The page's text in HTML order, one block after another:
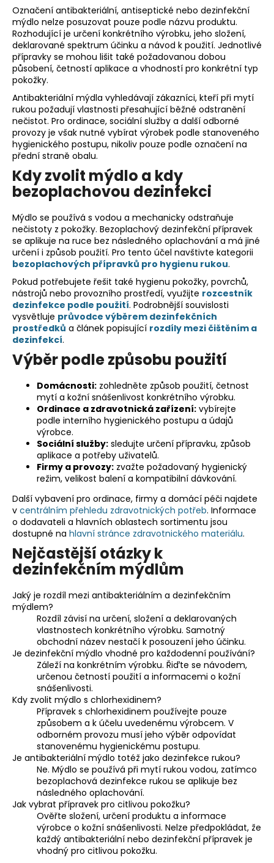
c
í
p
r
v
k
v
ý
p
i
u
Označení antibakteriální, antiseptické nebo dezinfekční
mýdlo nelze posuzovat pouze podle názvu produktu.
Rozhodující je určení konkrétního výrobku, jeho složení,
deklarované spektrum účinku a návod k použití. Jednotlivé
přípravky se mohou lišit také požadovanou dobou
působení, četností aplikace a vhodností pro konkrétní typ
pokožky.
Antibakteriální mýdla vyhledávají zákazníci, kteří při mytí
rukou požadují vlastnosti přesahující běžné odstranění
nečistot. Pro ordinace, sociální služby a další odborné
provozy je však nutné vybírat výrobek podle stanoveného
hygienického postupu, nikoliv pouze podle označení na
přední straně obalu.
Kdy zvolit mýdlo a kdy
bezoplachovou dezinfekci
Mýdlo se používá s vodou a mechanicky odstraňuje
nečistoty z pokožky. Bezoplachový dezinfekční přípravek
se aplikuje na ruce bez následného oplachování a má jiné
určení i způsob použití. Pro tento účel navštivte kategorii
bezoplachových přípravků pro hygienu rukou.
Pokud potřebujete řešit také hygienu pokožky, povrchů,
nástrojů nebo provozního prostředí, využijte rozcestník
dezinfekce podle použití. Podrobnější souvislosti
vysvětluje průvodce výběrem dezinfekčních
prostředků a článek popisující rozdíly mezi čištěním a
dezinfekcí.
Výběr podle způsobu použití
Domácnosti: zohledněte způsob použití, četnost
mytí a kožní snášenlivost konkrétního výrobku.
Ordinace a zdravotnická zařízení: vybírejte
podle interního hygienického postupu a údajů
výrobce.
Sociální služby: sledujte určení přípravku, způsob
aplikace a potřeby uživatelů.
Firmy a provozy: zvažte požadovaný hygienický
režim, velikost balení a kompatibilní dávkování.
Další vybavení pro ordinace, firmy a domácí péči najdete
v centrálním přehledu zdravotnických potřeb. Informace
o dodavateli a hlavních oblastech sortimentu jsou
dostupné na hlavní stránce zdravotnického materiálu.
Nejčastější otázky k
dezinfekčním mýdlům
Jaký je rozdíl mezi antibakteriálním a dezinfekčním
mýdlem?
Rozdíl závisí na určení, složení a deklarovaných
vlastnostech konkrétního výrobku. Samotný
obchodní název nestačí k posouzení jeho účinku.
Je dezinfekční mýdlo vhodné pro každodenní používání?
Záleží na konkrétním výrobku. Řiďte se návodem,
určenou četností použití a informacemi o kožní
snášenlivosti.
Kdy zvolit mýdlo s chlorhexidinem?
Přípravek s chlorhexidinem používejte pouze
způsobem a k účelu uvedenému výrobcem. V
odborném provozu musí jeho výběr odpovídat
stanovenému hygienickému postupu.
Je antibakteriální mýdlo totéž jako dezinfekce rukou?
Ne. Mýdlo se používá při mytí rukou vodou, zatímco
bezoplachová dezinfekce rukou se aplikuje bez
následného oplachování.
Jak vybrat přípravek pro citlivou pokožku?
Ověřte složení, určení produktu a informace
výrobce o kožní snášenlivosti. Nelze předpokládat, že
každý antibakteriální nebo dezinfekční přípravek je
vhodný pro citlivou pokožku.